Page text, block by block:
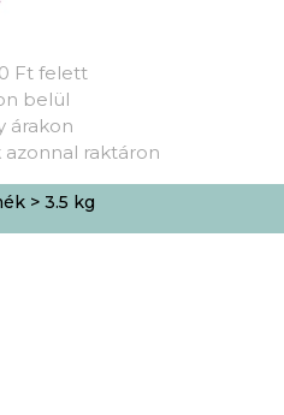
Ft felett
belül
árakon
raktáron
> 3.5 kg